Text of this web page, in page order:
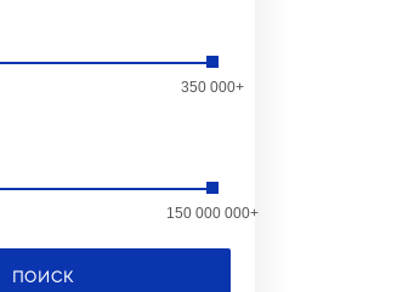
350 000+
150 000 000+
ПОИСК